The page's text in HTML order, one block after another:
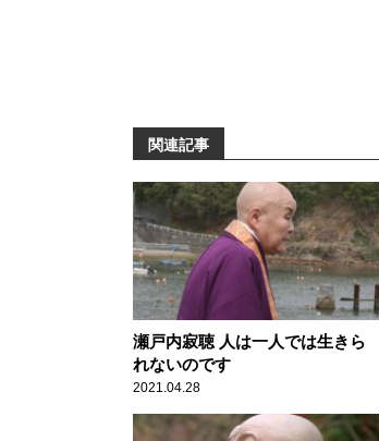
関連記事
瀬戸内寂聴 人は一人では生きら
れないのです
2021.04.28